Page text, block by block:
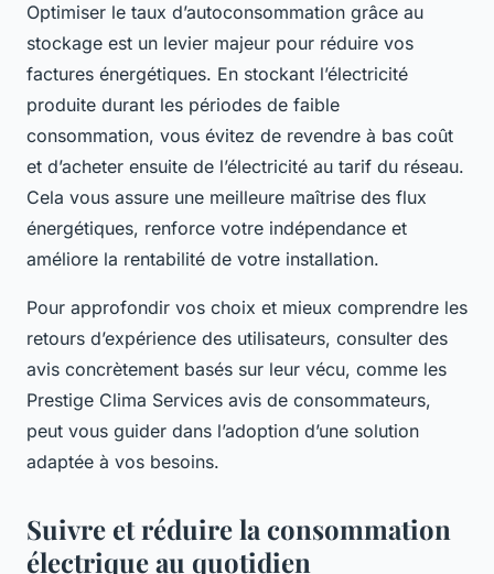
Optimiser le taux d’autoconsommation grâce au
stockage est un levier majeur pour réduire vos
factures énergétiques. En stockant l’électricité
produite durant les périodes de faible
consommation, vous évitez de revendre à bas coût
et d’acheter ensuite de l’électricité au tarif du réseau.
Cela vous assure une meilleure maîtrise des flux
énergétiques, renforce votre indépendance et
améliore la rentabilité de votre installation.
Pour approfondir vos choix et mieux comprendre les
retours d’expérience des utilisateurs, consulter des
avis concrètement basés sur leur vécu, comme les
Prestige Clima Services avis de consommateurs,
peut vous guider dans l’adoption d’une solution
adaptée à vos besoins.
Suivre et réduire la consommation
électrique au quotidien